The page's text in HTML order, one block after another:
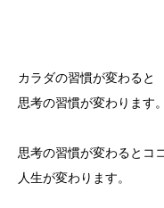
カラダの習慣が変わると
思考の習慣が変わります。
思考の習慣が変わるとコ
人生が変わります。